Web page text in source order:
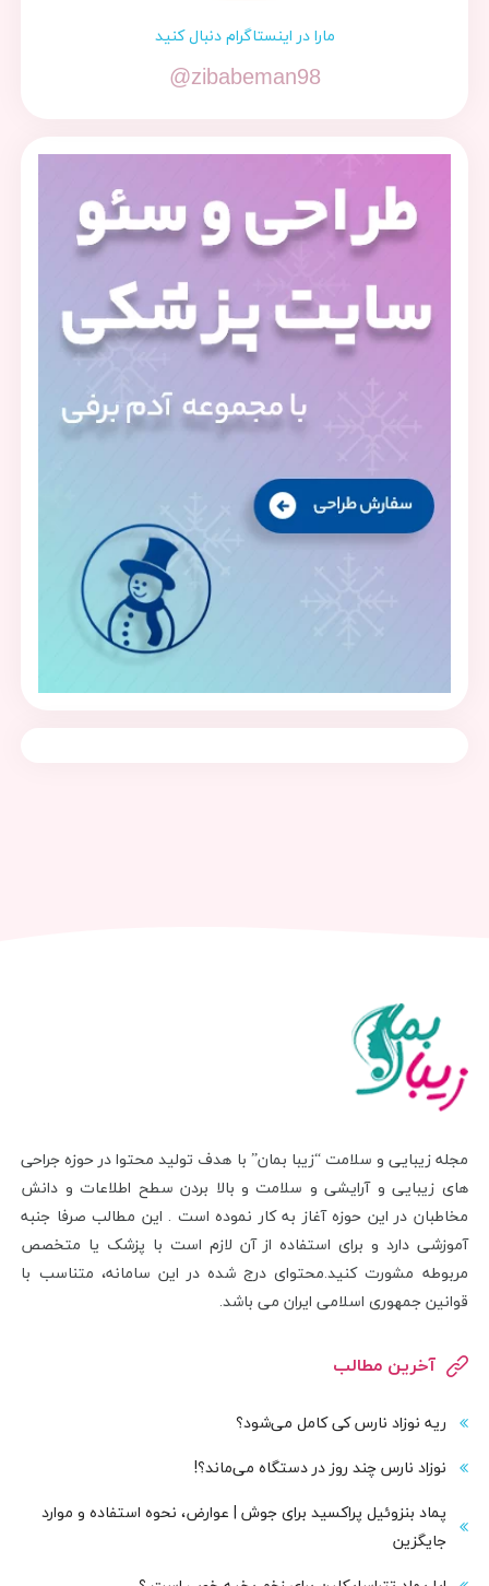
مارا در اینستاگرام دنبال کنید
@zibabeman98
مجله زیبایی و سلامت “زیبا بمان” با هدف تولید محتوا در حوزه جراحی
های زیبایی و آرایشی و سلامت و بالا بردن سطح اطلاعات و دانش
مخاطبان در این حوزه آغاز به کار نموده است . این مطالب صرفا جنبه
آموزشی دارد و برای استفاده از آن لازم است با پزشک یا متخصص
مربوطه مشورت کنید.محتوای درج شده در این سامانه، متناسب با
قوانین جمهوری اسلامی ایران می باشد.
آخرین مطالب
ریه نوزاد نارس کی کامل می‌شود؟
نوزاد نارس چند روز در دستگاه می‌ماند؟!
پماد بنزوئیل پراکسید برای جوش | عوارض، نحوه استفاده و موارد
جایگزین